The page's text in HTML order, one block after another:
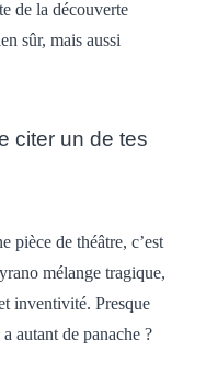
de la découverte
sûr, mais aussi
citer un de tes
pièce de théâtre, c’est
mélange tragique,
inventivité. Presque
autant de panache ?